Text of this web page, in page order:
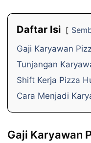
Daftar Isi
Gaji Karyawan
Tunjangan
Shift Kerja Pizza
Cara Menjadi
Gaji Karyawan